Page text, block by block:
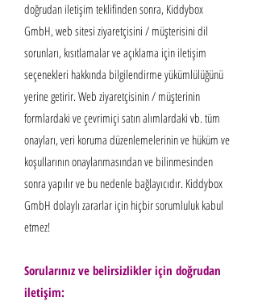
doğrudan iletişim teklifinden sonra, Kiddybox
GmbH, web sitesi ziyaretçisini / müşterisini dil
sorunları, kısıtlamalar ve açıklama için iletişim
seçenekleri hakkında bilgilendirme yükümlülüğünü
yerine getirir. Web ziyaretçisinin / müşterinin
formlardaki ve çevrimiçi satın alımlardaki vb. tüm
onayları, veri koruma düzenlemelerinin ve hüküm ve
koşullarının onaylanmasından ve bilinmesinden
sonra yapılır ve bu nedenle bağlayıcıdır. Kiddybox
GmbH dolaylı zararlar için hiçbir sorumluluk kabul
etmez!
Sorularınız ve belirsizlikler için doğrudan
iletişim: